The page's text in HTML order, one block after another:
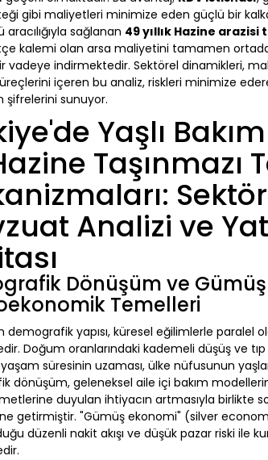
gibi maliyetleri minimize eden güçlü bir
sağlanan 49 yıllık Hazine
kalemi olan arsa maliyetini tamamen
vadeye indirmektedir. Sektörel dinamikleri,
içeren bu analiz, riskleri minimize
şifrelerini sunuyor.
Yaşlı
Taşınmazı
Analizi ve
Dönüşüm ve
Temelleri
demografik yapısı, küresel eğilimlerle paralel
Doğum oranlarındaki kademeli düşüş ve
süresinin uzaması, ülke nüfusunun
dönüşüm, geleneksel aile içi bakım
duyulan ihtiyacın artmasıyla birlikte
getirmiştir. "Gümüş ekonomi" (silver
düzenli nakit akışı ve düşük pazar riski ile